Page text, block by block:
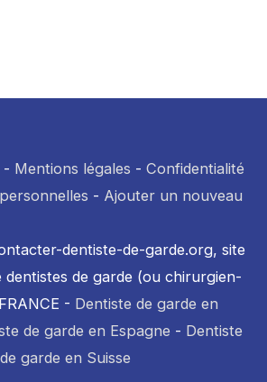
- Mentions légales - Confidentialité
- Ajouter un nouveau
dentiste-de-garde.org, site
dentistes de garde (ou chirurgien-
- Dentiste de garde en
de garde en Espagne - Dentiste
de garde en Suisse